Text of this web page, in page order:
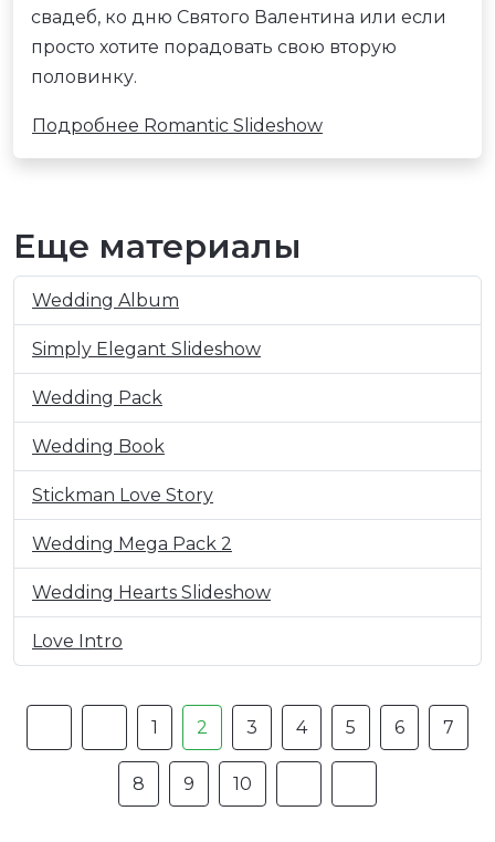
свадеб, ко дню Святого Валентина или если
просто хотите порадовать свою вторую
половинку.
Подробнее Romantic Slideshow
Еще материалы
Wedding Album
Simply Elegant Slideshow
Wedding Pack
Wedding Book
Stickman Love Story
Wedding Mega Pack 2
Wedding Hearts Slideshow
Love Intro
1 2 3 4 5 6 7
8 9 10